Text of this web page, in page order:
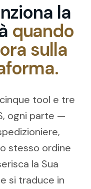
la
quando
sulla
tool e tre
ogni parte —
stesso ordine
la Sua
si traduce in